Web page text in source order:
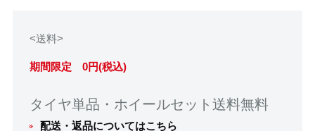
<送料>
期間限定 0円(税込)
タイヤ単品・ホイールセット送料無料
配送・返品についてはこちら